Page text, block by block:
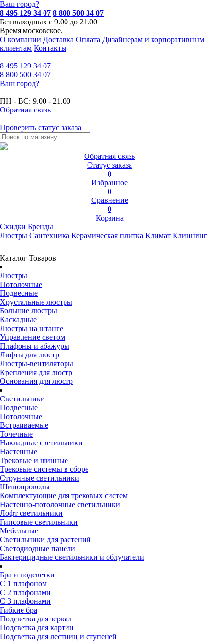
Ваш город?
8 495 129 34 07 8 800 500 34 07
Без выходных с 9.00 до 21.00
Время московское.
О компании Доставка Оплата Дизайнерам и корпоративным
клиентам Контакты
8 495 129 34 07
8 800 500 34 07
Ваш город?
ПН - ВС: 9.00 - 21.00
Обратная связь
Проверить статус заказа
Обратная связь
Статус заказа
0
Избранное
0
Сравнение
0
Корзина
Скидки Бренды
Люстры Сантехника Керамическая плитка Климат Клиннинг
Каталог Товаров
Люстры
Потолочные
Подвесные
Хрустальные люстры
Большие люстры
Каскадные
Люстры на штанге
Управление светом
Плафоны и абажуры
Лифты для люстр
Люстры-вентиляторы
Крепления для люстр
Основания для люстр
Светильники
Подвесные
Потолочные
Встраиваемые
Точечные
Накладные светильники
Настенные
Трековые и шинные
Трековые системы в сборе
Струнные светильники
Шинопроводы
Комплектующие для трековых систем
Настенно-потолочные светильники
Лофт светильники
Гипсовые светильники
Мебельные
Светильники для растений
Светодиодные панели
Бактерицидные светильники и облучатели
Бра и подсветки
С 1 плафоном
С 2 плафонами
С 3 плафонами
Гибкие бра
Подсветка для зеркал
Подсветка для картин
Подсветка для лестниц и ступеней